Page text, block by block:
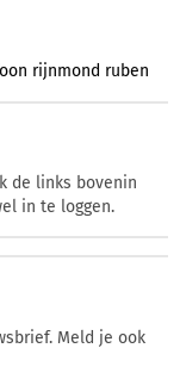
rijnmond ruben
de links bovenin
in te loggen.
Meld je ook